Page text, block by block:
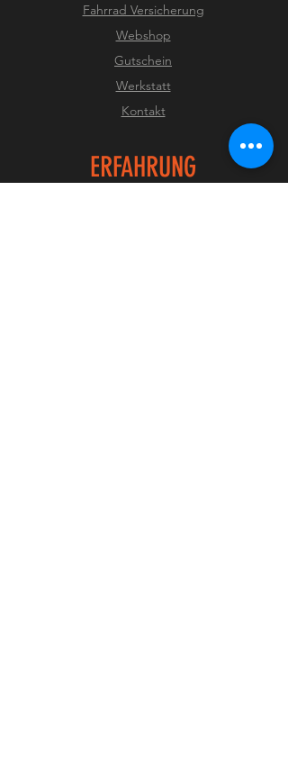
Fahrrad Versicherung
Webshop
Gutschein
Werkstatt
Kontakt
ERFAHRUNG